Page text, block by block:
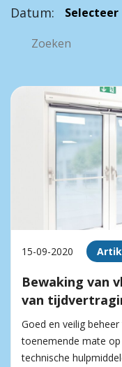
Datum:
15-09-2020
Bewaking van
van
Goed en veilig
toenemende mate
technische